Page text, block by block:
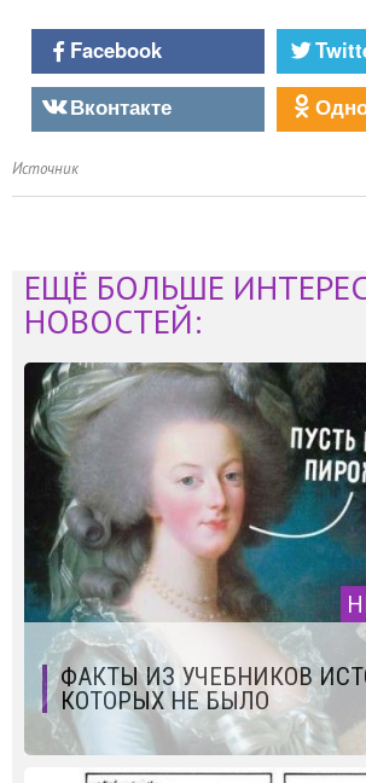
Facebook
Вконтакте
Источник
ЕЩЁ БОЛЬШЕ
НОВОСТЕЙ:
ФАКТЫ ИЗ УЧЕБНИКОВ
КОТОРЫХ НЕ БЫЛО